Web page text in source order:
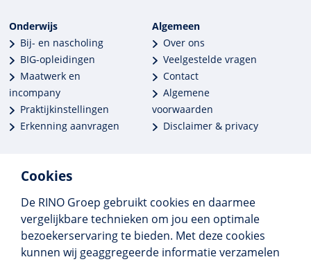
Cookies
De RINO Groep gebruikt cookies en daarmee
vergelijkbare technieken om jou een optimale
bezoekerservaring te bieden. Met deze cookies
kunnen wij geaggregeerde informatie verzamelen
Onderwijs
Bij- en nascholing
BIG-opleidingen
Maatwerk en
incompany
Praktijkinstellingen
Erkenning aanvragen
Algemeen
Over ons
Veelgestelde vragen
Contact
Algemene
voorwaarden
Disclaimer & privacy
Meer dan 250 opleidingen
Alle BIG-opleidingen in huis
Cedeo-erkend en CRKBO-geregistreerd
Gemiddelde beoordeling 8,4